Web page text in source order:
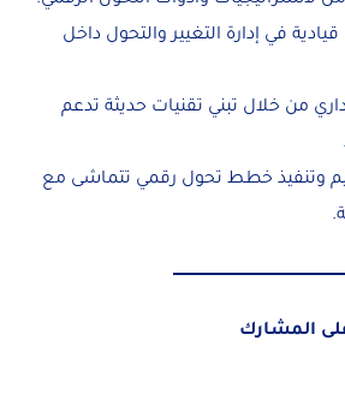
في إدارة التغيير والتحول داخل
من خلال تبني تقنيات حديثة تدعم
وتنفيذ خطط تحول رقمي تتماشى مع
على المشارك